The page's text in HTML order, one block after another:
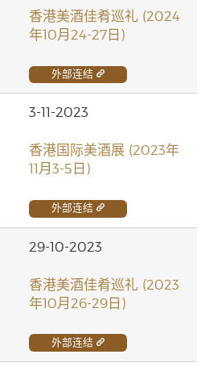
香港美酒佳肴巡礼 (2024
年10月24-27日)
外部连结
3-11-2023
香港国际美酒展 (2023年
11月3-5日)
外部连结
29-10-2023
香港美酒佳肴巡礼 (2023
年10月26-29日)
外部连结